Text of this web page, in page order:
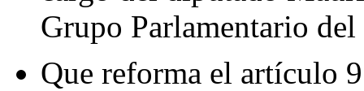
Grupo Parlamentario
Que reforma el artículo